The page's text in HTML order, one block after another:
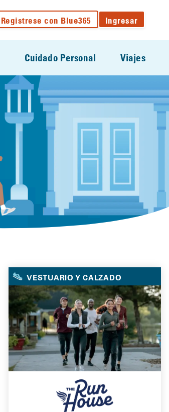
Registrese con Blue365 Ingresar
Cuidado Personal Viajes
VESTUARIO Y CALZADO